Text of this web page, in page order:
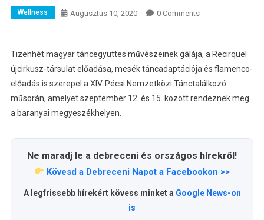
Wellness Augusztus 10, 2020 0 Comments
Tizenhét magyar táncegyüttes művészeinek gálája, a Recirquel
újcirkusz-társulat előadása, mesék táncadaptációja és flamenco-
előadás is szerepel a XIV. Pécsi Nemzetközi Tánctalálkozó
műsorán, amelyet szeptember 12. és 15. között rendeznek meg
a baranyai megyeszékhelyen.
Ne maradj le a debreceni és országos hírekről!
Kövesd a Debreceni Napot a Facebookon >>
A legfrissebb hírekért kövess minket a Google News-on
is